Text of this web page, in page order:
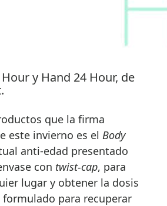
y Hand 24 Hour, de
que la firma
este invierno es el Body
anti-edad presentado
con twist-cap, para
lugar y obtener la dosis
formulado para recuperar